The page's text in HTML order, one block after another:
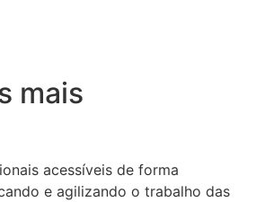
mais
acessíveis de forma
e agilizando o trabalho das